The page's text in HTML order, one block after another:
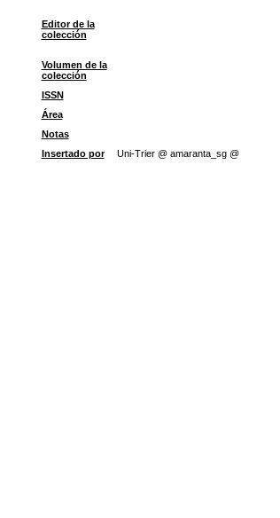
Editor de la
colección
Volumen de la
colección
ISSN
Área
Notas
Insertado por
Uni-Trier @ amaranta_sg @